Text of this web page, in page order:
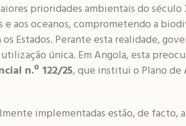
prioridades ambientais do século
aos oceanos, comprometendo a
Estados. Perante esta realidade,
única. Em Angola, esta
n.º 122/25, que institui o Plano de
implementadas estão, de